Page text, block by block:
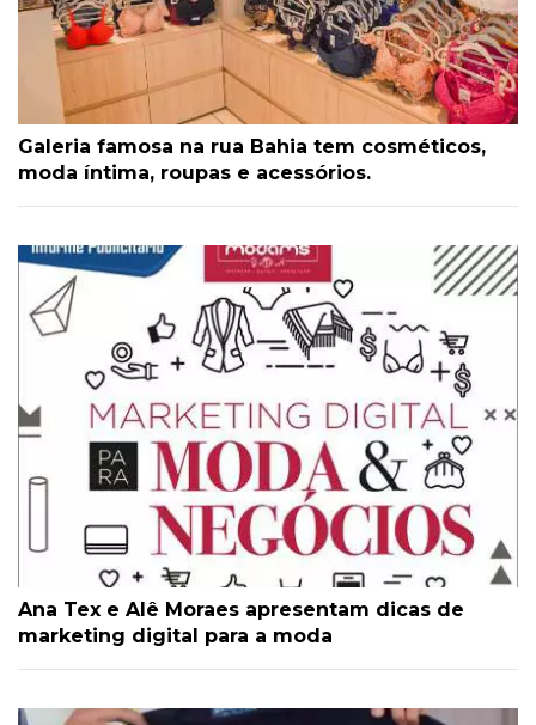
Galeria famosa na rua Bahia tem cosméticos,
moda íntima, roupas e acessórios.
Ana Tex e Alê Moraes apresentam dicas de
marketing digital para a moda